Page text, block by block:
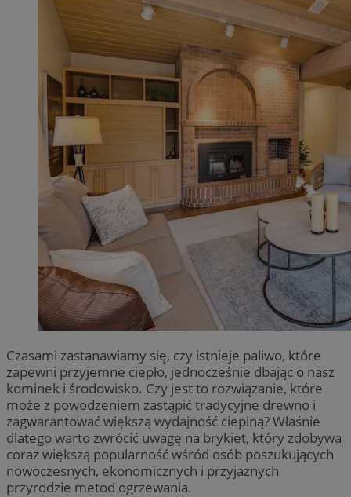
Czasami zastanawiamy się, czy istnieje paliwo, które
zapewni przyjemne ciepło, jednocześnie dbając o nasz
kominek i środowisko. Czy jest to rozwiązanie, które
może z powodzeniem zastąpić tradycyjne drewno i
zagwarantować większą wydajność cieplną? Właśnie
dlatego warto zwrócić uwagę na brykiet, który zdobywa
coraz większą popularność wśród osób poszukujących
nowoczesnych, ekonomicznych i przyjaznych
przyrodzie metod ogrzewania.